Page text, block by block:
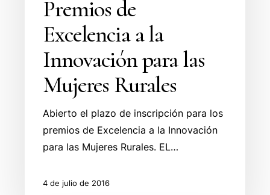
Mujeres
Rurales
Premios de
Excelencia a la
Innovación para las
Mujeres Rurales
Abierto el plazo de inscripción para los
premios de Excelencia a la Innovación
para las Mujeres Rurales. EL…
4 de julio de 2016